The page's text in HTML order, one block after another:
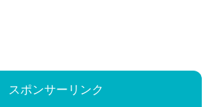
スポンサーリンク